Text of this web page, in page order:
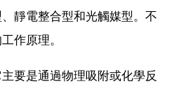
靜電整合型和光觸媒型。不
作原理。
要是通過物理吸附或化學反